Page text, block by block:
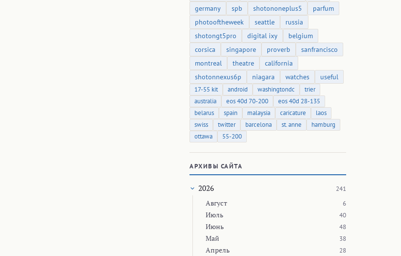
germany
spb shotononeplus5
parfum
photooftheweek
seattle
russia
shotongt5pro
digital ixy
belgium
corsica
singapore proverb
sanfrancisco
montreal
theatre
california
shotonnexus6p
niagara watches useful
17-55 kit android washingtondc
trier
australia
eos 40d 70-200
eos 40d 28-135
belarus
spain malaysia caricature
laos
swiss
twitter barcelona st. anne
hamburg
ottawa
55-200
АРХИВЫ САЙТА
2026 241
Август 6
Июль 40
Июнь 48
Май 38
Апрель 28